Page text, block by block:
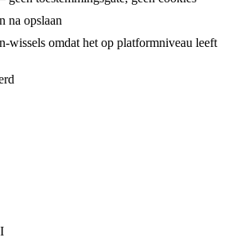
na opslaan
wissels omdat het op platformniveau leeft